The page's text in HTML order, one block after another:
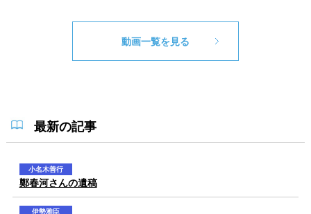
動画一覧を見る
最新の記事